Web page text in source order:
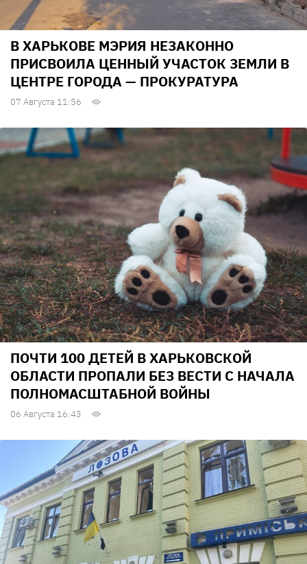
В ХАРЬКОВЕ МЭРИЯ НЕЗАКОННО
ПРИСВОИЛА ЦЕННЫЙ УЧАСТОК ЗЕМЛИ В
ЦЕНТРЕ ГОРОДА — ПРОКУРАТУРА
07 Августа 11:56
ПОЧТИ 100 ДЕТЕЙ В ХАРЬКОВСКОЙ
ОБЛАСТИ ПРОПАЛИ БЕЗ ВЕСТИ С НАЧАЛА
ПОЛНОМАСШТАБНОЙ ВОЙНЫ
06 Августа 16:43